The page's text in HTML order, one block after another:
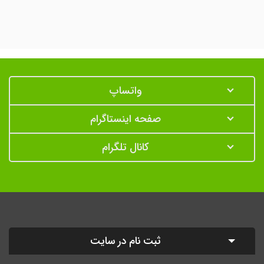
واتساپ
صفحه اینستاگرام
کانال تلگرام
ثبت نام در سایت